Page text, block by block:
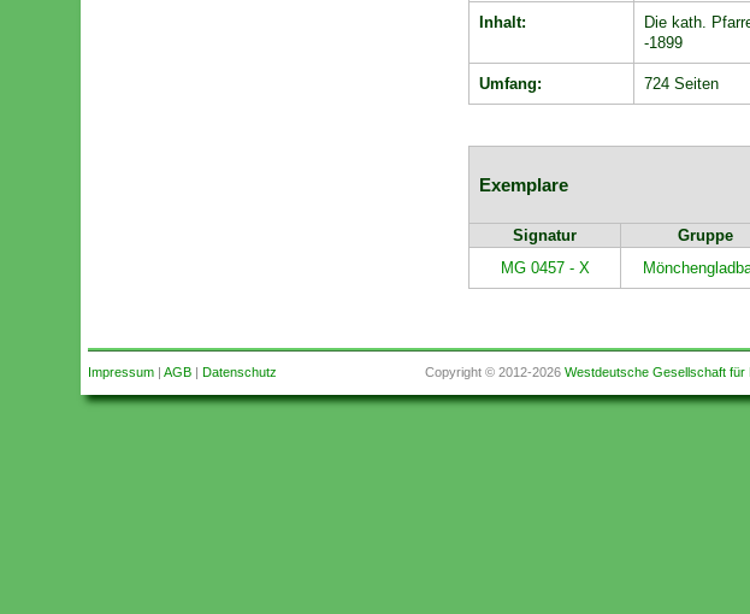
Inhalt:
Die kath.
-1899
Umfang: 724 Seiten
Exemplare
Signatur Gruppe
MG 0457 - X
Impressum| AGB| Datenschutz Copyright © 2012-2026Westdeutsche Gesellschaft für